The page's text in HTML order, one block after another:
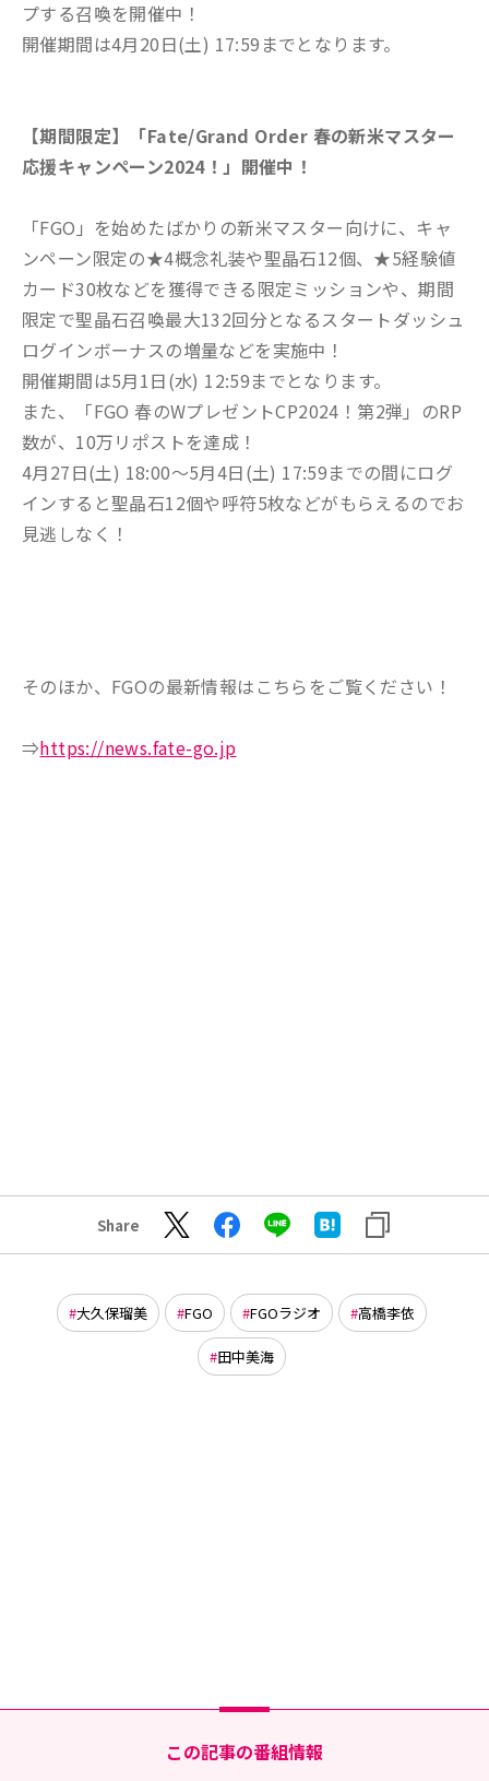
プする召喚を開催中！
開催期間は4月20日(土) 17:59までとなります。
【期間限定】「Fate/Grand Order 春の新米マスター
応援キャンペーン2024！」開催中！
「FGO」を始めたばかりの新米マスター向けに、キャ
ンペーン限定の★4概念礼装や聖晶石12個、★5経験値
カード30枚などを獲得できる限定ミッションや、期間
限定で聖晶石召喚最大132回分となるスタートダッシュ
ログインボーナスの増量などを実施中！
開催期間は5月1日(水) 12:59までとなります。
また、「FGO 春のWプレゼントCP2024！第2弾」のRP
数が、10万リポストを達成！
4月27日(土) 18:00～5月4日(土) 17:59までの間にログ
インすると聖晶石12個や呼符5枚などがもらえるのでお
見逃しなく！
そのほか、FGOの最新情報はこちらをご覧ください！
⇒https://news.fate-go.jp
Share
大久保瑠美 FGO FGOラジオ 高橋李依
田中美海
この記事の番組情報